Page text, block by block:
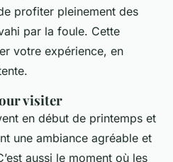
profiter pleinement des
par la foule. Cette
votre expérience, en
visiter
en début de printemps et
une ambiance agréable et
aussi le moment où les